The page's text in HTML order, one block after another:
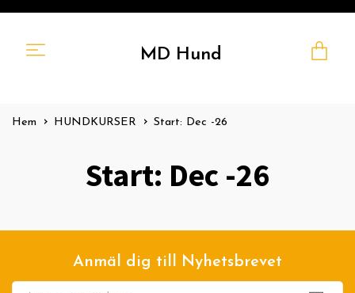
MD Hund
Hem HUNDKURSER Start: Dec -26
Start: Dec -26
Anmäl dig till Nyhetsbrevet